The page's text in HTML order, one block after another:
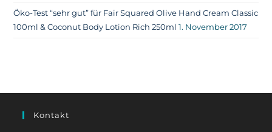
Öko-Test “sehr gut” für Fair Squared Olive Hand Cream Classic
100ml & Coconut Body Lotion Rich 250ml 1. November 2017
Kontakt